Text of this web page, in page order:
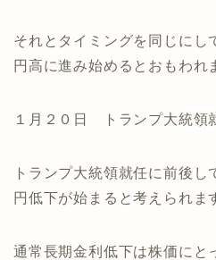
それとタイミングを同じにし
円高に進み始めるとおもわれ
１月２０日 トランプ大統領
トランプ大統領就任に前後
円低下が始まると考えられま
通常長期金利低下は株価にと